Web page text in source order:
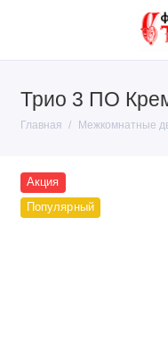
Трио 3 ПО
Главная Межкомнатные
Покрытие
Производители
Акция
Популярный